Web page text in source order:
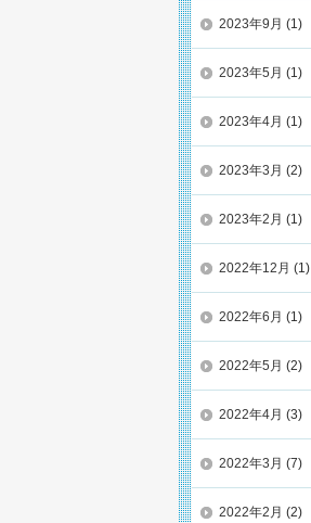
2023年9月 (1)
2023年5月 (1)
2023年4月 (1)
2023年3月 (2)
2023年2月 (1)
2022年12月 (1)
2022年6月 (1)
2022年5月 (2)
2022年4月 (3)
2022年3月 (7)
2022年2月 (2)